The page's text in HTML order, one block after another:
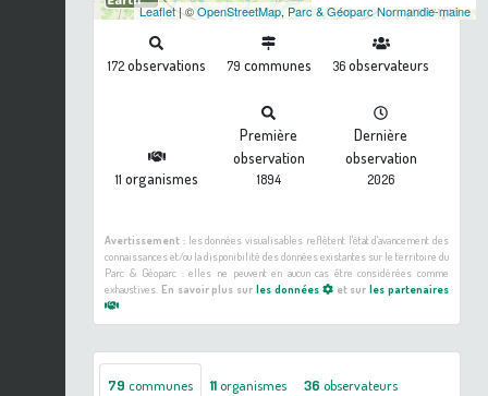
Leaflet| ©OpenStreetMap, Parc & Géoparc Normandie-maine
172 observations 79 communes 36observateurs
11 organismes
Première
observation
1894
Dernière
observation
2026
Avertissement :les données visualisables reflètent l'état d'avancement des
connaissances et/ou la disponibilité des données existantes sur le territoire du
Parc & Géoparc : elles ne peuvent en aucun cas être considérées comme
exhaustives. En savoir plus sur les données et surles partenaires
79 communes 11organismes 36 observateurs